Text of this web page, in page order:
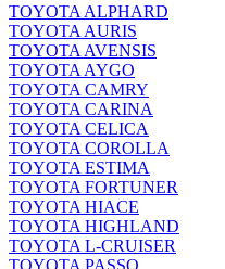
TOYOTA ALPHARD
TOYOTA AURIS
TOYOTA AVENSIS
TOYOTA AYGO
TOYOTA CAMRY
TOYOTA CARINA
TOYOTA CELICA
TOYOTA COROLLA
TOYOTA ESTIMA
TOYOTA FORTUNER
TOYOTA HIACE
TOYOTA HIGHLAND
TOYOTA L-CRUISER
TOYOTA PASSO